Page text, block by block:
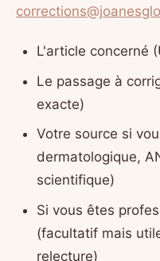
L'article concerné
Le passage à
exacte)
Votre source si
dermatologique,
scientifique)
Si vous êtes
(facultatif mais
relecture)